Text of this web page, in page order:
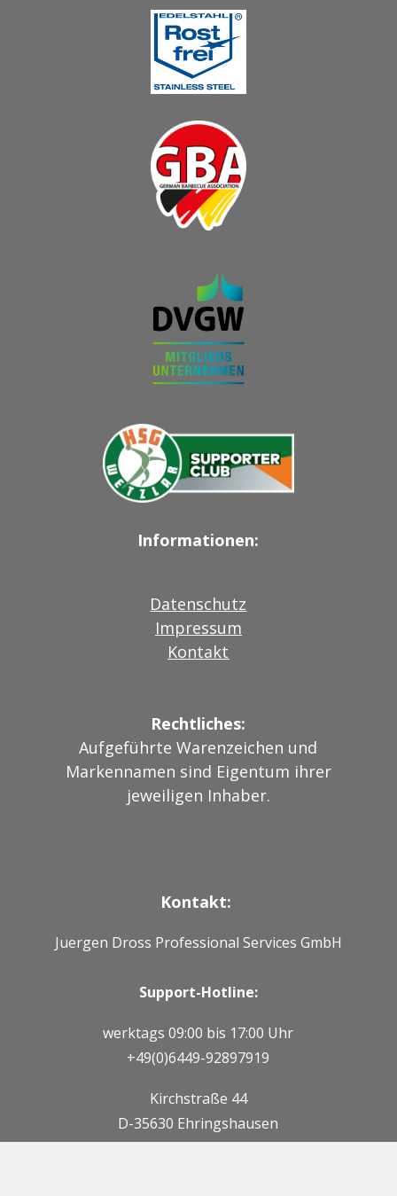
Informationen:
Datenschutz
Impressum
Kontakt
Rechtliches:
Aufgeführte Warenzeichen und
Markennamen sind Eigentum ihrer
jeweiligen Inhaber.
Kontakt:
Juergen Dross Professional Services GmbH
Support-Hotline:
werktags 09:00 bis 17:00 Uhr
+49(0)6449-92897919
Kirchstraße 44
D-35630 Ehringshausen